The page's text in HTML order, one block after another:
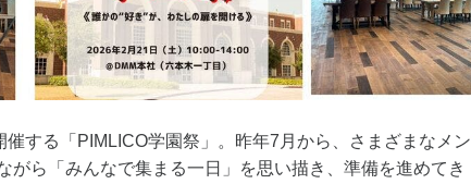
催する「PIMLICO学園祭」。昨年7月から、さまざまなメン
がら「みんなで集まる一日」を思い描き、準備を進めてき